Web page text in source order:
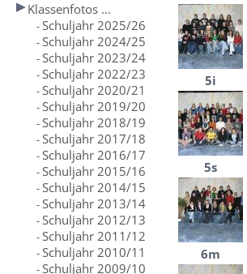
Klassenfotos ...
-Schuljahr 2025/26
-Schuljahr 2024/25
-Schuljahr 2023/24
-Schuljahr 2022/23
-Schuljahr 2020/21
-Schuljahr 2019/20
-Schuljahr 2018/19
-Schuljahr 2017/18
-Schuljahr 2016/17
-Schuljahr 2015/16
-Schuljahr 2014/15
-Schuljahr 2013/14
-Schuljahr 2012/13
-Schuljahr 2011/12
-Schuljahr 2010/11
-Schuljahr 2009/10
5i
5s
6m